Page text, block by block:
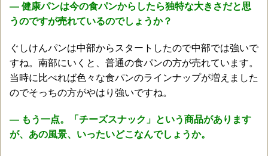
― 健康パンは今の食パンからしたら独特な大きさだと思
うのですが売れているのでしょうか？
ぐしけんパンは中部からスタートしたので中部では強いで
すね。南部にいくと、普通の食パンの方が売れています。
当時に比べれば色々な食パンのラインナップが増えました
のでそっちの方がやはり強いですね。
― もう一点。「チーズスナック」という商品があります
が、あの風景、いったいどこなんでしょうか。